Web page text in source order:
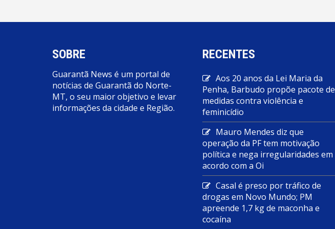
SOBRE
Guarantã News é um portal de
notícias de Guarantã do Norte-
MT, o seu maior objetivo e levar
informações da cidade e Região.
RECENTES
Aos 20 anos da Lei Maria da
Penha, Barbudo propõe pacote de
medidas contra violência e
feminicídio
Mauro Mendes diz que
operação da PF tem motivação
política e nega irregularidades em
acordo com a Oi
Casal é preso por tráfico de
drogas em Novo Mundo; PM
apreende 1,7 kg de maconha e
cocaína